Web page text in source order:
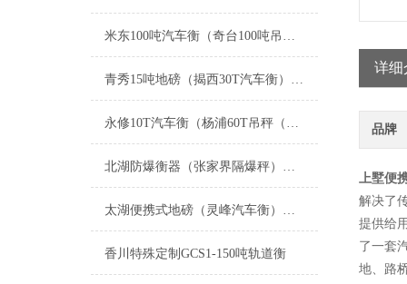
米东100吨汽车衡（奇台100吨吊秤）天山150吨地磅）阿瓦提地磅维修
青秀15吨地磅（揭西30T汽车衡）清新1T吊秤）兴业道闸称重地磅维修
永修10T汽车衡（杨浦60T吊秤（丰城无人值守地磅秤）上饶8T地磅维修
北湖防爆衡器（张家界隔爆秤）新田隔爆吊称）津市防爆电子油桶称维修
太湖便携式地磅（灵峰汽车衡）孝丰防爆秤（昌硕地磅）安吉便携式汽车衡维修
香川特殊定制GCS1-150吨轨道衡
详细
品牌
上墅便
解决了
提供给
了一套
地、路